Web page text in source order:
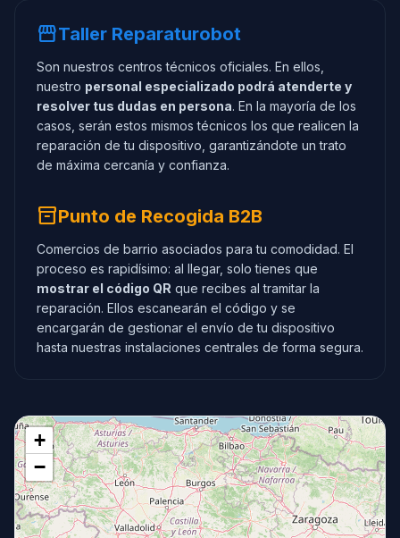
storefrontTaller Reparaturobot
Son nuestros centros técnicos oficiales. En ellos,
nuestro personal especializado podrá atenderte y
resolver tus dudas en persona. En la mayoría de los
casos, serán estos mismos técnicos los que realicen la
reparación de tu dispositivo, garantizándote un trato
de máxima cercanía y confianza.
inventory_2Punto de Recogida B2B
Comercios de barrio asociados para tu comodidad. El
proceso es rapidísimo: al llegar, solo tienes que
mostrar el código QR que recibes al tramitar la
reparación. Ellos escanearán el código y se
encargarán de gestionar el envío de tu dispositivo
hasta nuestras instalaciones centrales de forma segura.
+
−